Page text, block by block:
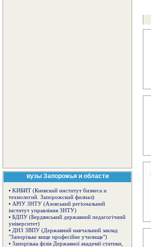
вузы Запорожья и области
• KИБИT (Киевский институт бизнеса и
технологий. Запорожский филиал)
• АРІУ ЗНТУ (Азовський регіональний
інститут управління ЗНТУ)
• БДПУ (Бердянський державний педагогічний
університет)
• ДНЗ ЗВПУ (Державний навчальний заклад
"Запорізьке вище професійне училище")
• Запорізька філія Державної академії статики,